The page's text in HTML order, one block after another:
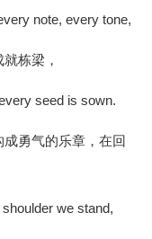
note, every tone,
栋梁，
seed is sown.
勇气的乐章，在回
we stand,